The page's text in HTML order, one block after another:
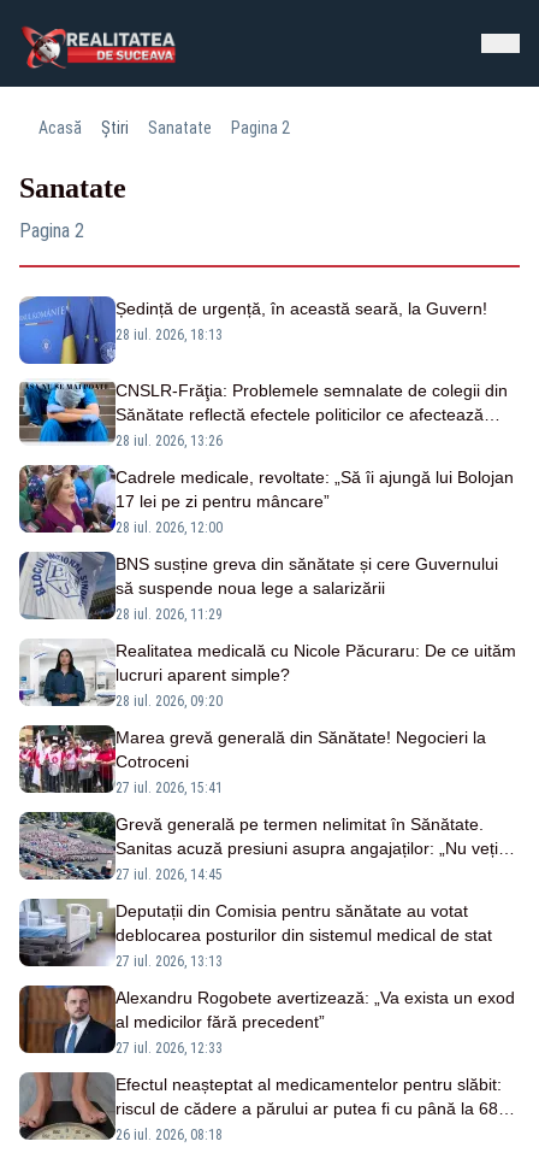
Acasă Știri Sanatate Pagina 2
Sanatate
Pagina 2
Ședință de urgență, în această seară, la Guvern!
28 iul. 2026, 18:13
CNSLR-Frăţia: Problemele semnalate de colegii din
Sănătate reflectă efectele politicilor ce afectează
sistemul public şi dialogul social
28 iul. 2026, 13:26
Cadrele medicale, revoltate: „Să îi ajungă lui Bolojan
17 lei pe zi pentru mâncare”
28 iul. 2026, 12:00
BNS susține greva din sănătate și cere Guvernului
să suspende noua lege a salarizării
28 iul. 2026, 11:29
Realitatea medicală cu Nicole Păcuraru: De ce uităm
lucruri aparent simple?
28 iul. 2026, 09:20
Marea grevă generală din Sănătate! Negocieri la
Cotroceni
27 iul. 2026, 15:41
Grevă generală pe termen nelimitat în Sănătate.
Sanitas acuză presiuni asupra angajaților: „Nu veți
opri greva prin intimidare”
27 iul. 2026, 14:45
Deputații din Comisia pentru sănătate au votat
deblocarea posturilor din sistemul medical de stat
27 iul. 2026, 13:13
Alexandru Rogobete avertizează: „Va exista un exod
al medicilor fără precedent”
27 iul. 2026, 12:33
Efectul neașteptat al medicamentelor pentru slăbit:
riscul de cădere a părului ar putea fi cu până la 68%
mai mare
26 iul. 2026, 08:18